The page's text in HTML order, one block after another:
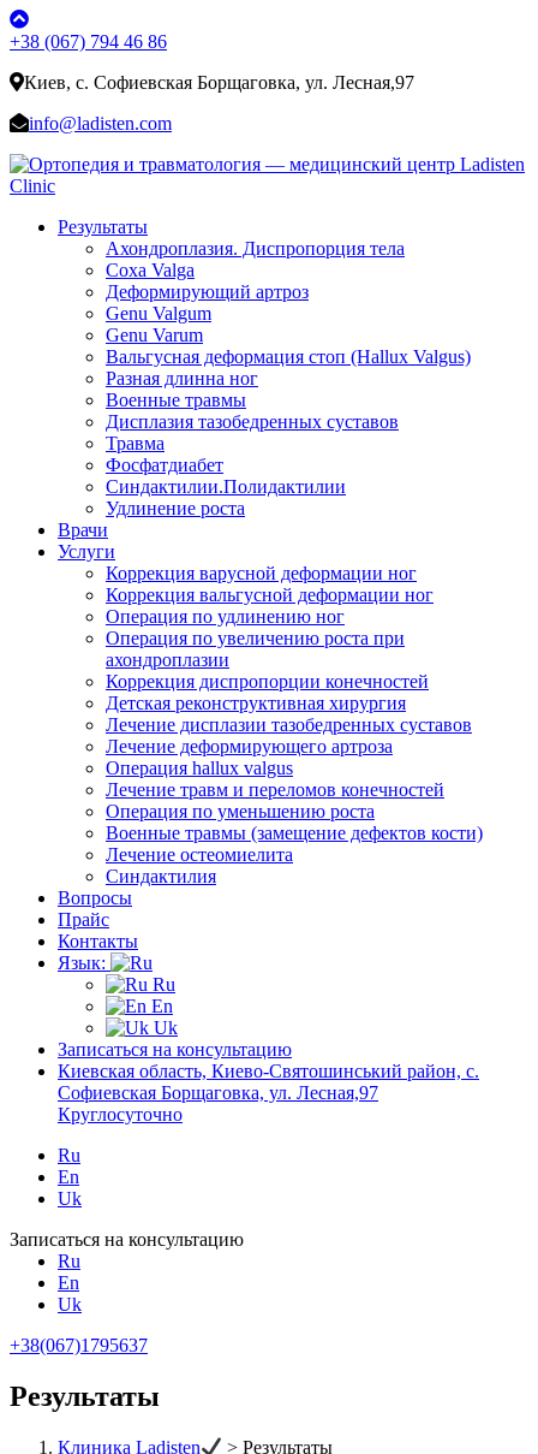
+38 (067) 794 46 86
Киев, с. Софиевская Борщаговка, ул. Лесная,97
info@ladisten.com
Результаты
Ахондроплазия. Диспропорция тела
Coxa Valga
Деформирующий артроз
Genu Valgum
Genu Varum
Вальгусная деформация стоп (Hallux Valgus)
Разная длинна ног
Военные травмы
Дисплазия тазобедренных суставов
Травма
Фосфатдиабет
Синдактилии.Полидактилии
Удлинение роста
Врачи
Услуги
Коррекция варусной деформации ног
Коррекция вальгусной деформации ног
Операция по удлинению ног
Операция по увеличению роста при
ахондроплазии
Коррекция диспропорции конечностей
Детская реконструктивная хирургия
Лечение дисплазии тазобедренных суставов
Лечение деформирующего артроза
Операция hallux valgus
Лечение травм и переломов конечностей
Операция по уменьшению роста
Военные травмы (замещение дефектов кости)
Лечение остеомиелита
Синдактилия
Вопросы
Прайс
Контакты
Язык:
Ru
En
Uk
Записаться на консультацию
Киевская область, Киево-Святошинський район, с.
Софиевская Борщаговка, ул. Лесная,97
Круглосуточно
Ru
En
Uk
Записаться на консультацию
Ru
En
Uk
+38(067)1795637
Результаты
Клиника Ladisten >Результаты